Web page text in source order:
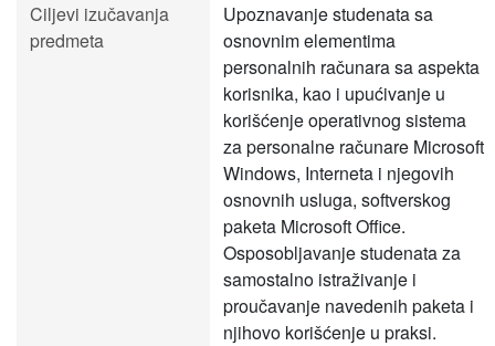
Ciljevi izučavanja
predmeta
Upoznavanje studenata sa
osnovnim elementima
personalnih računara sa aspekta
korisnika, kao i upućivanje u
korišćenje operativnog sistema
za personalne računare Microsoft
Windows, Interneta i njegovih
osnovnih usluga, softverskog
paketa Microsoft Office.
Osposobljavanje studenata za
samostalno istraživanje i
proučavanje navedenih paketa i
njihovo korišćenje u praksi.